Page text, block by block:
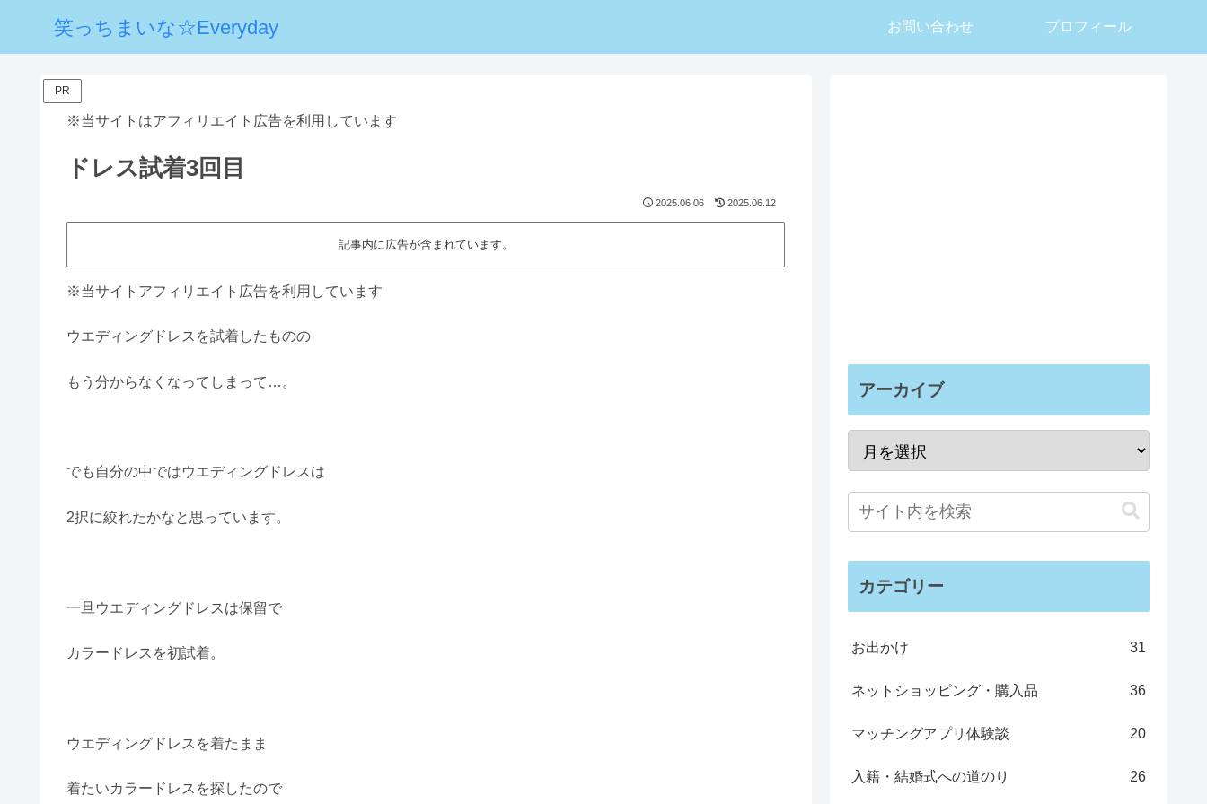
笑っちまいな☆Everyday お問い合わせ プロフィール
PR
※当サイトはアフィリエイト広告を利用しています
ドレス試着3回目
2025.06.06 2025.06.12
記事内に広告が含まれています。
※当サイトアフィリエイト広告を利用しています
ウエディングドレスを試着したものの
もう分からなくなってしまって…。
でも自分の中ではウエディングドレスは
2択に絞れたかなと思っています。
一旦ウエディングドレスは保留で
カラードレスを初試着。
ウエディングドレスを着たまま
着たいカラードレスを探したので
アーカイブ
カテゴリー
お出かけ 31
ネットショッピング・購入品 36
マッチングアプリ体験談 20
入籍・結婚式への道のり 26